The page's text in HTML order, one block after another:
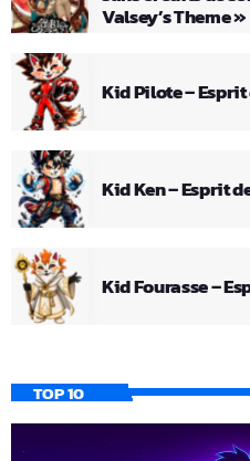
Valsey’s Theme »
Kid Pilote –
Kid Ken – Esprit
Kid Fourasse –
TOP 10